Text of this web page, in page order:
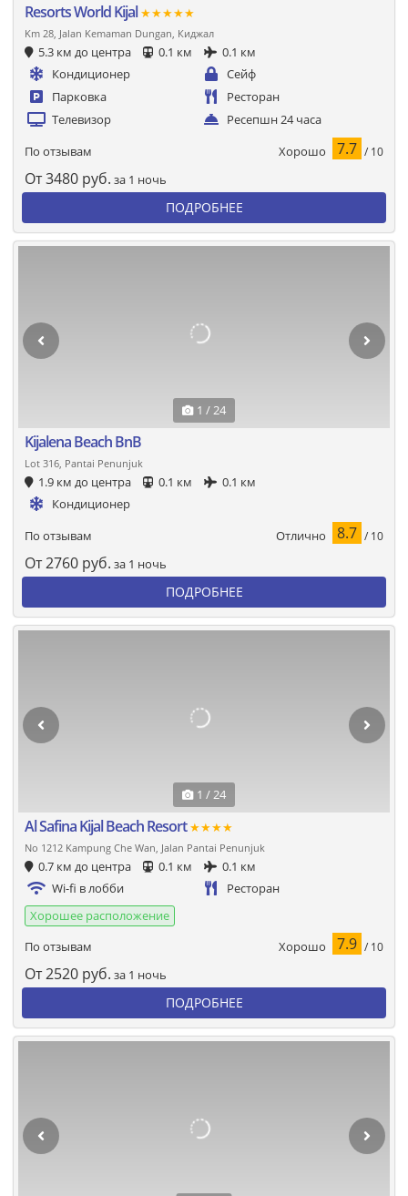
Resorts World Kijal★★★★★
Km 28, Jalan Kemaman Dungan, Киджал
5.3 км до центра 0.1 км
0.1 км
Кондиционер
Сейф
Парковка
Ресторан
Телевизор
Ресепшн 24 часа
По отзывам Хорошо 7.7 / 10
От3480 руб. за 1 ночь
ПОДРОБНЕЕ
1 / 24
Kijalena Beach BnB
Lot 316, Pantai Penunjuk
1.9 км до центра 0.1 км
0.1 км
Кондиционер
По отзывам Отлично 8.7 / 10
От2760 руб. за 1 ночь
ПОДРОБНЕЕ
1 / 24
Al Safina Kijal Beach Resort★★★★
No 1212 Kampung Che Wan, Jalan Pantai Penunjuk
0.7 км до центра 0.1 км
0.1 км
Wi-fi в лобби
Ресторан
Хорошее расположение
По отзывам
Хорошо 7.9 / 10
От2520 руб. за 1 ночь
ПОДРОБНЕЕ